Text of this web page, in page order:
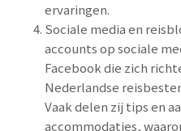
ervaringen.
Sociale media en
accounts op sociale
Facebook die zich
Nederlandse
Vaak delen zij tips en
accommodaties,